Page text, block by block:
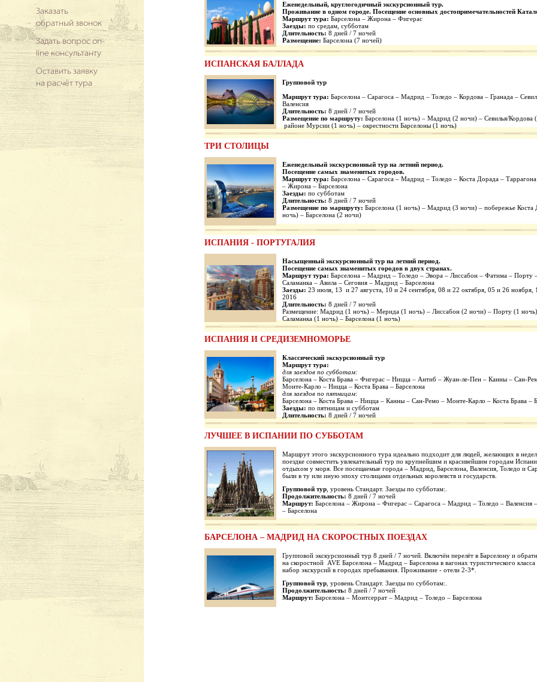
Заказать
обратный звонок
Задать вопрос on-
line консультанту
Оставить заявку
на расчёт тура
Еженедельный, круглогодичный экскурсионный тур.
Проживание в одном городе. Посещение основных достопримечательностей
Маршрут тура:Барселона – Жирона – Фигерас
Заезды:по средам, субботам
Длительность: 8 дней / 7 ночей
Размещение:Барселона (7 ночей)
ИСПАНСКАЯ БАЛЛАДА
Групповой тур
Маршрут тура: Барселона – Сарагоса – Мадрид – Толедо – Кордова – Гранада –
Валенсия
Длительность: 8 дней / 7 ночей
Размещение по маршруту: Барселона (1 ночь) – Мадрид (2 ночи) – Севилья/Кордова
районе Мурсии (1 ночь) – окрестности Барселоны (1 ночь)
ТРИ СТОЛИЦЫ
Еженедельный экскурсионный тур на летний период.
Посещение самых знаменитых городов.
Маршрут тура: Барселона – Сарагоса – Мадрид – Толедо – Коста Дорада –
– Жирона – Барселона
Заезды: по субботам
Длительность: 8 дней / 7 ночей
Размещение по маршруту: Барселона (1 ночь) – Мадрид (3 ночи) – побережье Коста
ночь) – Барселона (2 ночи)
ИСПАНИЯ - ПОРТУГАЛИЯ
Насыщенный экскурсионный тур на летний период.
Посещение самых знаменитых городов в двух странах.
Маршрут тура:Барселона – Мадрид – Толедо – Эвора – Лиссабон – Фатима – Порту
Саламанка – Авила – Сеговия – Мадрид – Барселона
Заезды:23 июля, 13 и 27 августа, 10 и 24 сентября, 08 и 22 октября, 05 и 26 ноября,
2016
Длительность:8 дней / 7 ночей
Размещение: Мадрид (1 ночь) – Мерида (1 ночь) – Лиссабон (2 ночи) – Порту (1
Саламанка (1 ночь) – Барселона (1 ночь)
ИСПАНИЯ И СРЕДИЗЕМНОМОРЬЕ
Классический экскурсионный тур
Маршрут тура:
для заездов по субботам:
Барселона – Коста Брава – Фигерас – Ницца – Антиб – Жуан-ле-Пен – Канны – Сан-
Монте-Карло – Ницца – Коста Брава – Барселона
для заездов по пятницам:
Барселона – Коста Брава – Ницца – Канны – Сан-Ремо – Монте-Карло – Коста Брава –
Заезды: по пятницам и субботам
Длительность: 8 дней / 7 ночей
ЛУЧШЕЕ В ИСПАНИИ ПО СУББОТАМ
Маршрут этого экскурсионного тура идеально подходит для людей, желающих в
поездке совместить увлекательный тур по крупнейшим и красивейшим городам
отдыхом у моря. Все посещаемые города – Мадрид, Барселона, Валенсия, Толедо и
были в ту или иную эпоху столицами отдельных королевств и государств.
Групповой тур , уровень Стандарт. Заезды по субботам:.
Продолжительность: 8 дней / 7 ночей
Маршрут:Барселона – Жирона – Фигерас – Сарагоса – Мадрид – Толедо – Валенсия
– Барселона
БАРСЕЛОНА – МАДРИД НА СКОРОСТНЫХ ПОЕЗДАХ
Групповой экскурсионный тур 8 дней / 7 ночей. Включён перелёт в Барселону и
на скоростной AVE Барселона – Мадрид – Барселона в вагонах туристического
набор экскурсий в городах пребывания. Проживание - отели 2-3*.
Групповой тур , уровень Стандарт. Заезды по субботам:.
Продолжительность: 8 дней / 7 ночей
Маршрут:Барселона – Монтсеррат – Мадрид – Толедо – Барселона